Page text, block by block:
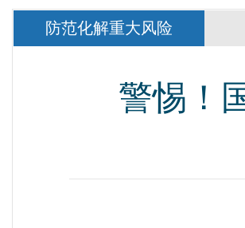
防范化解重大风险
警惕！